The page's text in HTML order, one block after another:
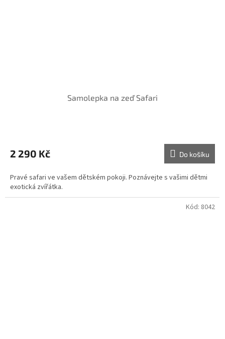
Samolepka na zeď Safari
2 290 Kč Do košíku
Pravé safari ve vašem dětském pokoji. Poznávejte s vašimi dětmi
exotická zvířátka.
Kód: 8042